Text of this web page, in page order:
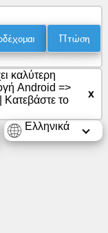
Πτώση
καλύτερη
Android =>
Κατεβάστε το
x
Ελληνικά